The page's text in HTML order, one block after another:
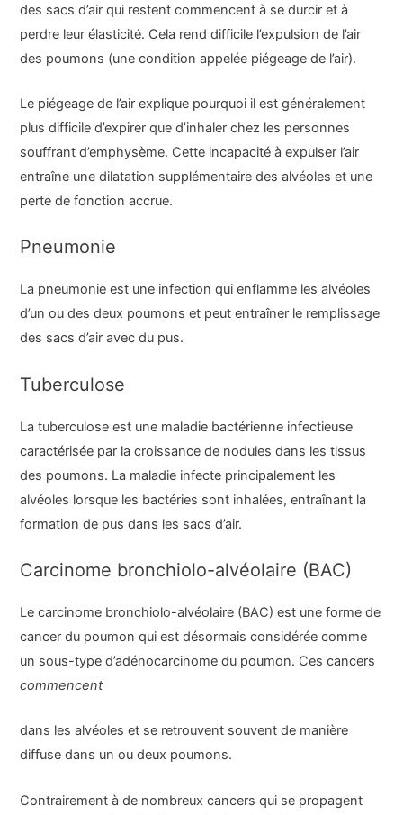
des sacs d’air qui restent commencent à se durcir et à
perdre leur élasticité. Cela rend difficile l’expulsion de l’air
des poumons (une condition appelée piégeage de l’air).
Le piégeage de l’air explique pourquoi il est généralement
plus difficile d’expirer que d’inhaler chez les personnes
souffrant d’emphysème. Cette incapacité à expulser l’air
entraîne une dilatation supplémentaire des alvéoles et une
perte de fonction accrue.
Pneumonie
La pneumonie est une infection qui enflamme les alvéoles
d’un ou des deux poumons et peut entraîner le remplissage
des sacs d’air avec du pus.
Tuberculose
La tuberculose est une maladie bactérienne infectieuse
caractérisée par la croissance de nodules dans les tissus
des poumons. La maladie infecte principalement les
alvéoles lorsque les bactéries sont inhalées, entraînant la
formation de pus dans les sacs d’air.
Carcinome bronchiolo-alvéolaire (BAC)
Le carcinome bronchiolo-alvéolaire (BAC) est une forme de
cancer du poumon qui est désormais considérée comme
un sous-type d’adénocarcinome du poumon. Ces cancers
commencent
dans les alvéoles et se retrouvent souvent de manière
diffuse dans un ou deux poumons.
Contrairement à de nombreux cancers qui se propagent